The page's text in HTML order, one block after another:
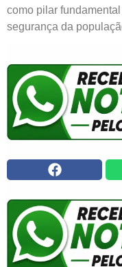
como pilar
segurança da